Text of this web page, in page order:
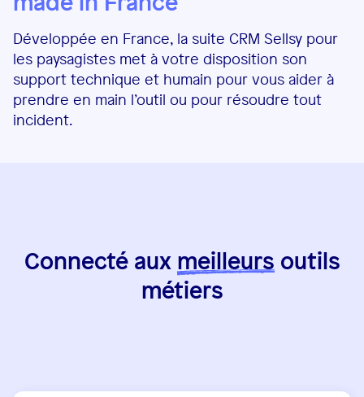
Développée en France, la suite CRM Sellsy pour
les paysagistes met à votre disposition son
support technique et humain pour vous aider à
prendre en main l’outil ou pour résoudre tout
incident.
Connecté aux meilleurs outils
métiers